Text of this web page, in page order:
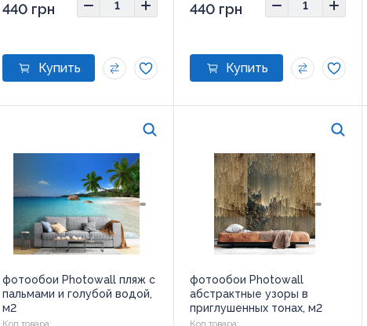
440 грн 440 грн
фотообои Photowall пляж с
пальмами и голубой водой,
м2
Код товара:
фотообои Photowall
абстрактные узоры в
приглушенных тонах, м2
Код товара: